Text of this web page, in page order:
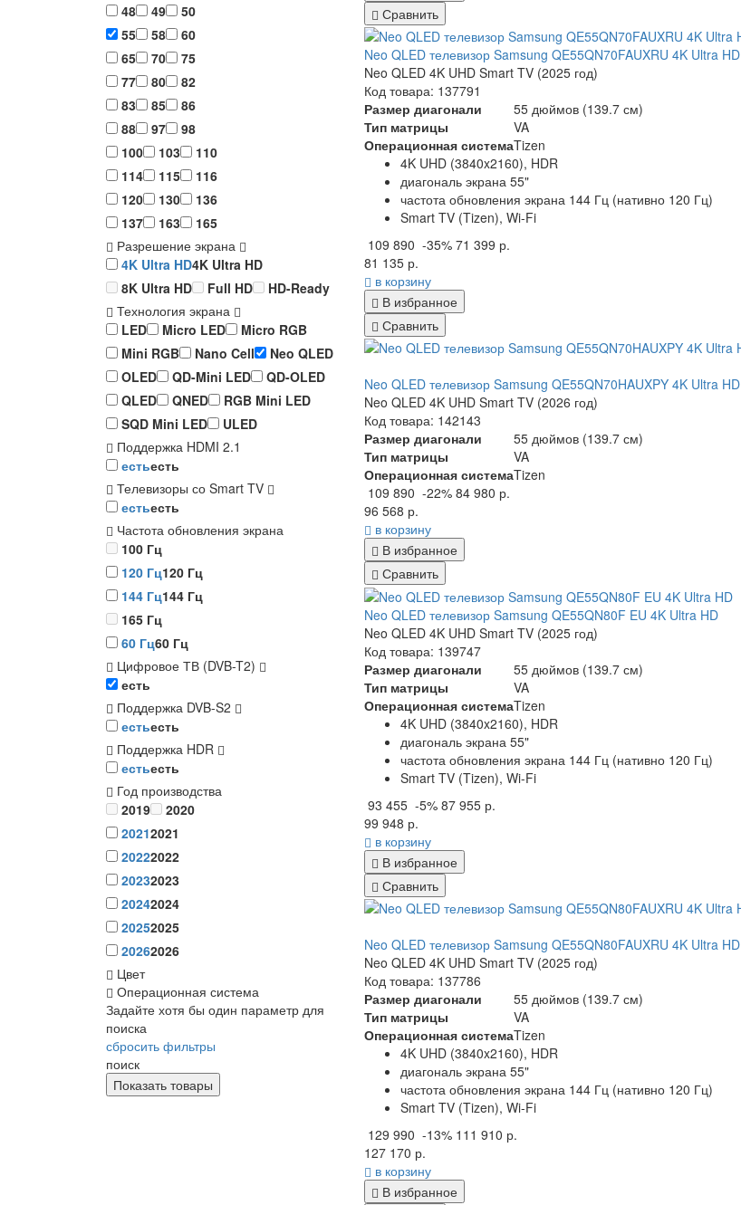
48
49
50
55
58
60
65
70
75
77
80
82
83
85
86
88
97
98
100
103
110
114
115
116
120
130
136
137
163
165
Разрешение экрана
4K Ultra HD4K Ultra HD
8K Ultra HD
Full HD
HD-Ready
Технология экрана
LED
Micro LED
Micro RGB
Mini RGB
Nano Cell
Neo QLED
OLED
QD-Mini LED
QD-OLED
QLED
QNED
RGB Mini LED
SQD Mini LED
ULED
Поддержка HDMI 2.1
естьесть
Телевизоры со Smart TV
естьесть
Частота обновления экрана
100 Гц
120 Гц120 Гц
144 Гц144 Гц
165 Гц
60 Гц60 Гц
Цифровое ТВ (DVB-T2)
есть
Поддержка DVB-S2
естьесть
Поддержка HDR
естьесть
Год производства
2019
2020
20212021
20222022
20232023
20242024
20252025
20262026
Цвет
Операционная система
Задайте хотя бы один параметр для
поиска
сбросить фильтры
поиск
Сравнить
Neo QLED телевизор Samsung QE55QN70FAUXRU 4K Ultra HD
Neo QLED 4K UHD Smart TV (2025 год)
Код товара: 137791
Размер диагонали
55 дюймов (139.7 см)
Тип матрицы
VA
Операционная системаTizen
4K UHD (3840x2160), HDR
диагональ экрана 55"
частота обновления экрана 144 Гц (нативно 120 Гц)
Smart TV (Tizen), Wi-Fi
109 890 -35% 71 399 р.
81 135 р.
в корзину
В избранное
Сравнить
Neo QLED телевизор Samsung QE55QN70HAUXPY 4K Ultra HD
Neo QLED 4K UHD Smart TV (2026 год)
Код товара: 142143
Размер диагонали
55 дюймов (139.7 см)
Тип матрицы
VA
Операционная системаTizen
109 890 -22% 84 980 р.
96 568 р.
в корзину
В избранное
Сравнить
Neo QLED телевизор Samsung QE55QN80F EU 4K Ultra HD
Neo QLED 4K UHD Smart TV (2025 год)
Код товара: 139747
Размер диагонали
55 дюймов (139.7 см)
Тип матрицы
VA
Операционная системаTizen
4K UHD (3840x2160), HDR
диагональ экрана 55"
частота обновления экрана 144 Гц (нативно 120 Гц)
Smart TV (Tizen), Wi-Fi
93 455 -5% 87 955 р.
99 948 р.
в корзину
В избранное
Сравнить
Neo QLED телевизор Samsung QE55QN80FAUXRU 4K Ultra HD
Neo QLED 4K UHD Smart TV (2025 год)
Код товара: 137786
Размер диагонали
55 дюймов (139.7 см)
Тип матрицы
VA
Операционная системаTizen
4K UHD (3840x2160), HDR
диагональ экрана 55"
частота обновления экрана 144 Гц (нативно 120 Гц)
Smart TV (Tizen), Wi-Fi
129 990 -13% 111 910 р.
127 170 р.
в корзину
В избранное